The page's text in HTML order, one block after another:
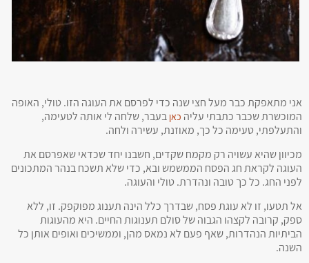
אני מתאפקת כבר מעל חצי שנה כדי לפרסם את העוגה הזו. טולי, האופה
המוכשרת שכבר כתבתי עליה כאןבעבר, שלחה לי אותה לטעימה,
והתעלפתי, טעימה כל כך, מאוזנת, עשירה ולחה.
מכיוון שהיא עשויה רק מקמח שקדים, חשבנו יחד שכדאי שאפרסם את
העוגה לקראת חג הפסח הממשמש ובא, כדי שלא תשכח בנהר המתכונים
לפני החג. כל כך טובה ונהדרת. טולי והעוגה.
אל תטעו, זו לא עוגת פסח, שבדרך כלל הינה תענוג מפוקפק. זו, ללא
ספק, קרובה לקצהו הגבוה של סולם תענוגות החיים. היא מהעוגות
הביתיות הנהדרות, שאף פעם לא נמאס מהן, וממשיכים ואופים אותן כל
השנה.